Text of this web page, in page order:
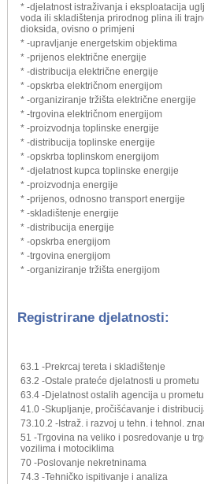
* -djelatnost istraživanja i eksploatacija
voda ili skladištenja prirodnog plina ili
dioksida, ovisno o primjeni
* -upravljanje energetskim objektima
* -prijenos električne energije
* -distribucija električne energije
* -opskrba električnom energijom
* -organiziranje tržišta električne energije
* -trgovina električnom energijom
* -proizvodnja toplinske energije
* -distribucija toplinske energije
* -opskrba toplinskom energijom
* -djelatnost kupca toplinske energije
* -proizvodnja energije
* -prijenos, odnosno transport energije
* -skladištenje energije
* -distribucija energije
* -opskrba energijom
* -trgovina energijom
* -organiziranje tržišta energijom
Registrirane djelatnosti:
63.1 -Prekrcaj tereta i skladištenje
63.2 -Ostale prateće djelatnosti u prometu
63.4 -Djelatnost ostalih agencija u prometu
41.0 -Skupljanje, pročišćavanje i
73.10.2 -Istraž. i razvoj u tehn. i tehnol.
51 -Trgovina na veliko i posredovanje u
vozilima i motociklima
70 -Poslovanje nekretninama
74.3 -Tehničko ispitivanje i analiza